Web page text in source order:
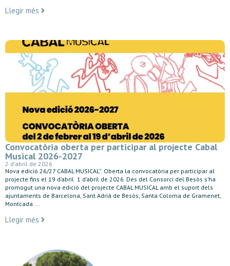
Llegir més
Convocatòria oberta per participar al projecte Cabal
Musical 2026-2027
2 d'abril de 2026
Nova edició 26/27 CABAL MUSICAL”. Oberta la convocatòria per participar al
projecte fins el 19 d’abril 1 d’abril de 2026. Des del Consorci del Besòs s’ha
promogut una nova edició del projecte CABAL MUSICAL amb el suport dels
ajuntaments de Barcelona, Sant Adrià de Besòs, Santa Coloma de Gramenet,
Montcada ...
Llegir més